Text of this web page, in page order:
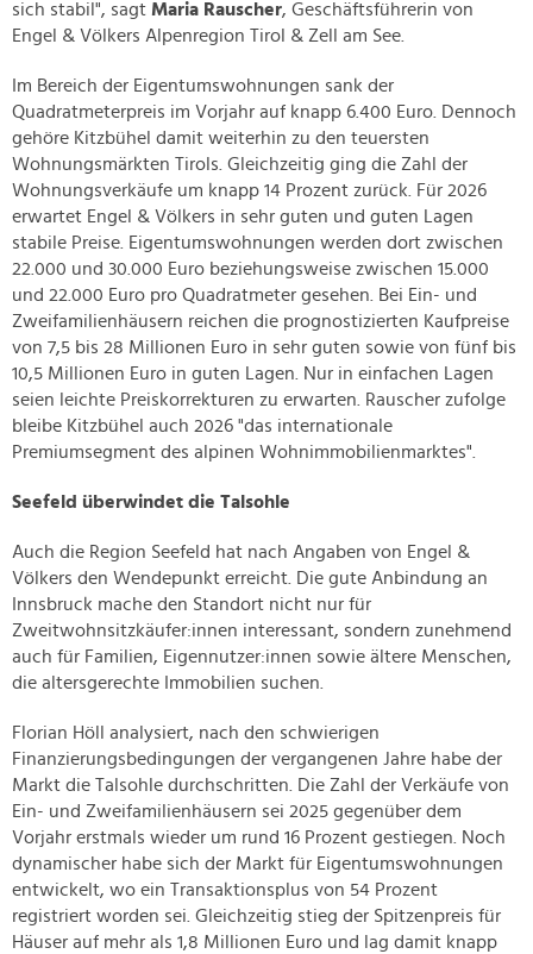
sich stabil", sagt Maria Rauscher, Geschäftsführerin von
Engel & Völkers Alpenregion Tirol & Zell am See.
Im Bereich der Eigentumswohnungen sank der
Quadratmeterpreis im Vorjahr auf knapp 6.400 Euro. Dennoch
gehöre Kitzbühel damit weiterhin zu den teuersten
Wohnungsmärkten Tirols. Gleichzeitig ging die Zahl der
Wohnungsverkäufe um knapp 14 Prozent zurück. Für 2026
erwartet Engel & Völkers in sehr guten und guten Lagen
stabile Preise. Eigentumswohnungen werden dort zwischen
22.000 und 30.000 Euro beziehungsweise zwischen 15.000
und 22.000 Euro pro Quadratmeter gesehen. Bei Ein- und
Zweifamilienhäusern reichen die prognostizierten Kaufpreise
von 7,5 bis 28 Millionen Euro in sehr guten sowie von fünf bis
10,5 Millionen Euro in guten Lagen. Nur in einfachen Lagen
seien leichte Preiskorrekturen zu erwarten. Rauscher zufolge
bleibe Kitzbühel auch 2026 "das internationale
Premiumsegment des alpinen Wohnimmobilienmarktes".
Seefeld überwindet die Talsohle
Auch die Region Seefeld hat nach Angaben von Engel &
Völkers den Wendepunkt erreicht. Die gute Anbindung an
Innsbruck mache den Standort nicht nur für
Zweitwohnsitzkäufer:innen interessant, sondern zunehmend
auch für Familien, Eigennutzer:innen sowie ältere Menschen,
die altersgerechte Immobilien suchen.
Florian Höll analysiert, nach den schwierigen
Finanzierungsbedingungen der vergangenen Jahre habe der
Markt die Talsohle durchschritten. Die Zahl der Verkäufe von
Ein- und Zweifamilienhäusern sei 2025 gegenüber dem
Vorjahr erstmals wieder um rund 16 Prozent gestiegen. Noch
dynamischer habe sich der Markt für Eigentumswohnungen
entwickelt, wo ein Transaktionsplus von 54 Prozent
registriert worden sei. Gleichzeitig stieg der Spitzenpreis für
Häuser auf mehr als 1,8 Millionen Euro und lag damit knapp